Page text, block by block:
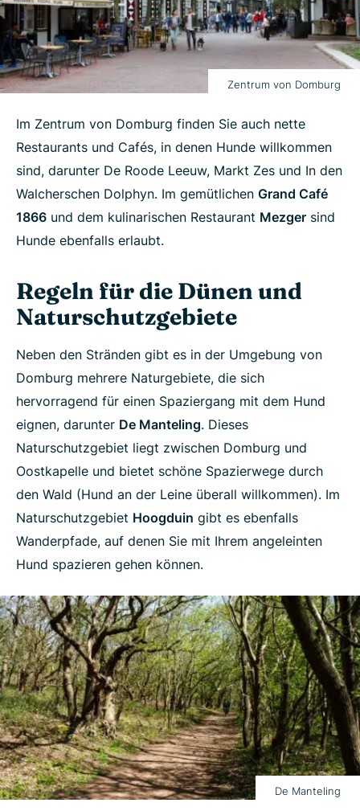
Zentrum von Domburg
Im Zentrum von Domburg finden Sie auch nette
Restaurants und Cafés, in denen Hunde willkommen
sind, darunter De Roode Leeuw, Markt Zes und In den
Walcherschen Dolphyn. Im gemütlichen Grand Café
1866 und dem kulinarischen Restaurant Mezger sind
Hunde ebenfalls erlaubt.
Regeln für die Dünen und
Naturschutzgebiete
Neben den Stränden gibt es in der Umgebung von
Domburg mehrere Naturgebiete, die sich
hervorragend für einen Spaziergang mit dem Hund
eignen, darunter De Manteling. Dieses
Naturschutzgebiet liegt zwischen Domburg und
Oostkapelle und bietet schöne Spazierwege durch
den Wald (Hund an der Leine überall willkommen). Im
Naturschutzgebiet Hoogduin gibt es ebenfalls
Wanderpfade, auf denen Sie mit Ihrem angeleinten
Hund spazieren gehen können.
De Manteling